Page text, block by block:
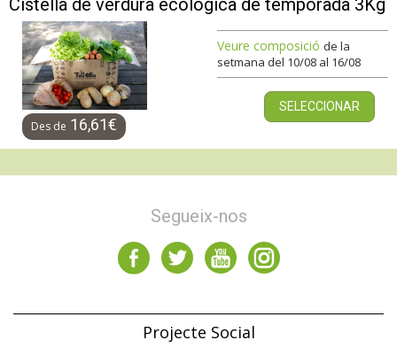
Des de 16,61€
Veure composició de la
setmana del 10/08 al 16/08
SELECCIONAR
Segueix-nos
Projecte Social